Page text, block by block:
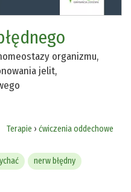
organizmu,
jelit,
Terapie › ćwiczenia oddechowe
nerw błędny